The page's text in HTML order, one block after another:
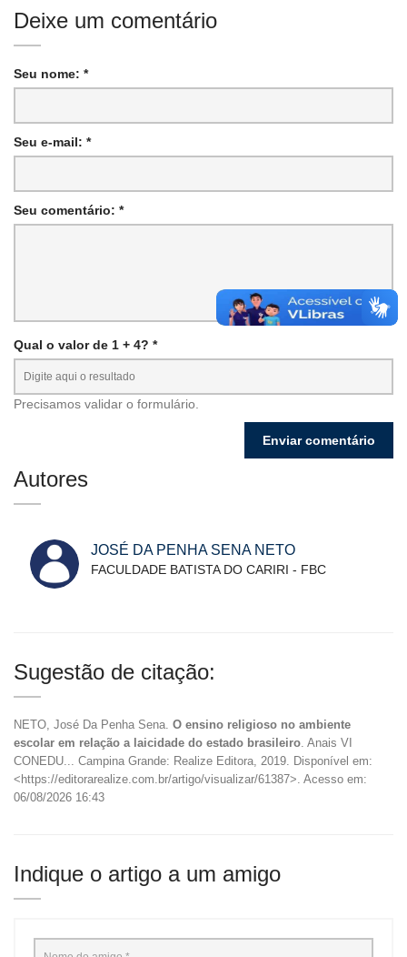
Deixe um comentário
Seu nome: *
Seu e-mail: *
Seu comentário: *
Qual o valor de 1 + 4? *
Precisamos validar o formulário.
Autores
JOSÉ DA PENHA SENA NETO
FACULDADE BATISTA DO CARIRI - FBC
Sugestão de citação:
NETO, José Da Penha Sena. O ensino religioso no ambiente
escolar em relação a laicidade do estado brasileiro. Anais VI
CONEDU... Campina Grande: Realize Editora, 2019. Disponível em:
<https://editorarealize.com.br/artigo/visualizar/61387>. Acesso em:
06/08/2026 16:43
Indique o artigo a um amigo